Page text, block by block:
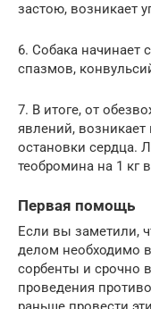
застою, возникает
6. Собака начинает
спазмов,
7. В итоге, от
явлений,
остановки сердца.
теобромина на 1 кг
Первая помощь
Если вы заметили,
делом необходимо
сорбенты и срочно
проведения